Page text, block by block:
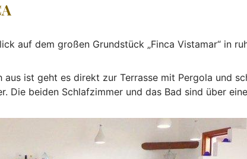
auf dem großen Grundstück „Finca Vistamar“ in
ist geht es direkt zur Terrasse mit Pergola und
Die beiden Schlafzimmer und das Bad sind über